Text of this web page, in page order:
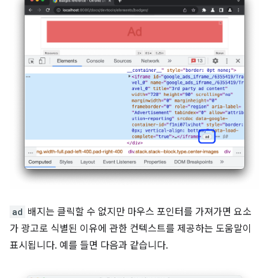
ad 배지는 클릭할 수 없지만 마우스 포인터를 가져가면 요소
가 광고로 식별된 이유에 관한 컨텍스트를 제공하는 도움말이
표시됩니다. 예를 들면 다음과 같습니다.